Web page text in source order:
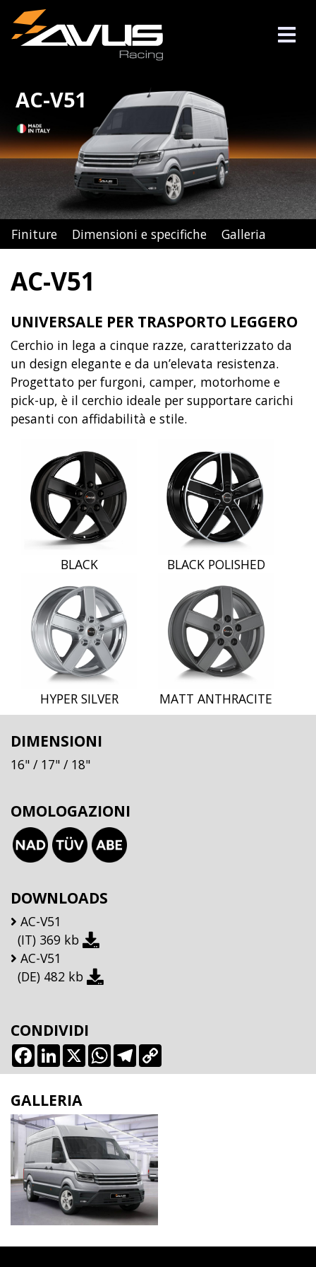
AC-V51
Finiture Dimensioni e specifiche Galleria
AC-V51
UNIVERSALE PER TRASPORTO LEGGERO
Cerchio in lega a cinque razze, caratterizzato da
un design elegante e da un’elevata resistenza.
Progettato per furgoni, camper, motorhome e
pick-up, è il cerchio ideale per supportare carichi
pesanti con affidabilità e stile.
BLACK BLACK POLISHED
HYPER SILVER MATT ANTHRACITE
DIMENSIONI
16" / 17" / 18"
OMOLOGAZIONI
DOWNLOADS
AC-V51
(IT) 369 kb
AC-V51
(DE) 482 kb
CONDIVIDI
Facebook
LinkedIn
X WhatsApp
Telegram
GALLERIA